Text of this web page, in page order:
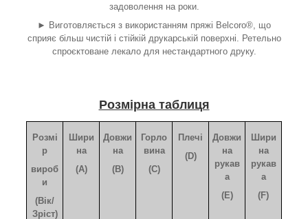
задоволення на роки.
► Виготовляється з використанням пряжі Belcoro®, що
сприяє більш чистій і стійкій друкарській поверхні. Ретельно
спроєктоване лекало для нестандартного друку.
Розмірна таблиця
Розмі
р
вироб
и
(Вік/
Зріст)
Шири
на
(A)
Довжи
на
(B)
Горло
вина
(C)
Плечі
(D)
Довжи
на
рукав
а
(E)
Шири
на
рукав
а
(F)